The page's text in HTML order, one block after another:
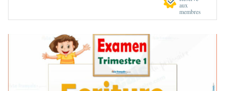
aux
membres